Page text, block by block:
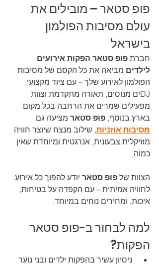
פופ סטאר – מובילים את
עולם מסיבות הפולמון
בישראל
חברת פופ סטאר הפקות אירועים
לילדים מביאה את כל הקסם של מסיבות
הפולמון לאירוע שלך – עם ציוד מקצועי,
DJים מנוסים, תאורה מתקדמת וצוות
מפעילים שמרים את הרחבה בכל מקום
בארץ.בנוסף, פופ סטאר מציעה גם
מסיבות אוזניות, שילוב מנצח שיוצר חוויה
מוזיקלית צבעונית, אנרגטית ומיוחדת שאין
כמוה.
הצוות של פופ סטאר יודע להפוך כל אירוע
לחוויה אמיתית – עם הקפדה על בטיחות,
איכות, ומחירים נוחים במיוחד.
למה לבחור ב-פופ סטאר
הפקות?